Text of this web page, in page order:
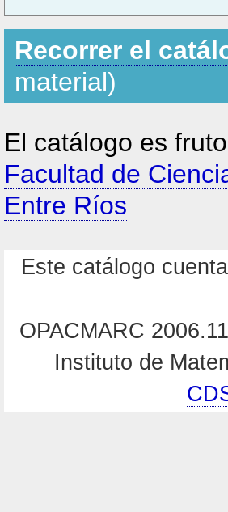
Recorrer el
material)
El catálogo es
Facultad de
Entre Ríos
Este catálogo
OPACMARC
Instituto de